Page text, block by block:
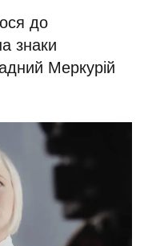
до
знаки
Меркурій